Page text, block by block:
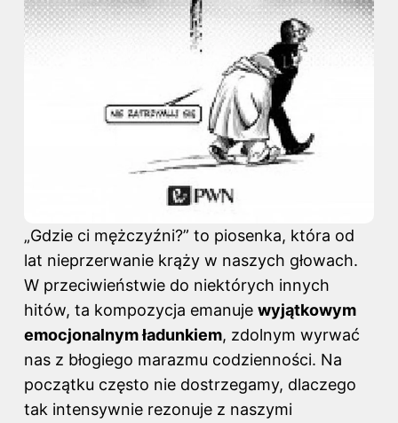
„Gdzie ci mężczyźni?” to piosenka, która od
lat nieprzerwanie krąży w naszych głowach.
W przeciwieństwie do niektórych innych
hitów, ta kompozycja emanuje wyjątkowym
emocjonalnym ładunkiem, zdolnym wyrwać
nas z błogiego marazmu codzienności. Na
początku często nie dostrzegamy, dlaczego
tak intensywnie rezonuje z naszymi